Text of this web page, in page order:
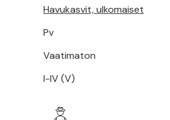
Havukasvit, ulkomaiset
Pv
Vaatimaton
I-IV (V)